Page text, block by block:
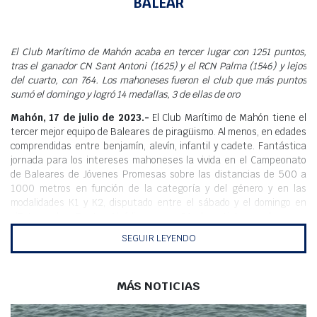
Meteo
El Club Marítimo de Mahón acaba en tercer lugar con 1251 puntos,
tras el ganador CN Sant Antoni (1625) y el RCN Palma (1546) y lejos
del cuarto, con 764. Los mahoneses fueron el club que más puntos
sumó el domingo y logró 14 medallas, 3 de ellas de oro
Mahón, 17 de julio de 2023.- El Club Marítimo de Mahón tiene el
tercer mejor equipo de Baleares de piragüismo. Al menos, en edades
comprendidas entre benjamín, alevín, infantil y cadete. Fantástica
jornada para los intereses mahoneses la vivida en el Campeonato
de Baleares de Jóvenes Promesas sobre las distancias de 500 a
1000 metros en función de la categoría y del género y en las
modalidades K1 y K2, disputado entre el sábado y el domingo en
Club Marítimo de Mahón se alzó con la mejor puntuación y el mejor
El viento y la calor marcaron las dos jornadas. El sábado compitieron
los alevines y los benjamines. El Club Marítimo de Mahón acabó en
SEGUIR LEYENDO
MÁS NOTICIAS